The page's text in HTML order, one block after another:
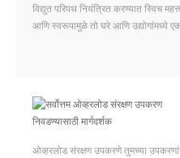
विद्युत परिपथ नियंत्रित करण्यात स्विच
आणि स्वरूपामुळे तो घरे आणि उद्योगांमध्ये एक
ओव्हरलोड संरक्षण उपकरणे तुमच्या